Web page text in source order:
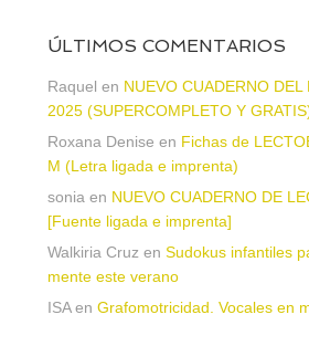
ÚLTIMOS COMENTARIOS
Raquel en NUEVO CUADERNO
2025 (SUPERCOMPLETO Y
Roxana Denise en Fichas de
M (Letra ligada e imprenta)
soniaen NUEVO CUADERNO DE
[Fuente ligada e imprenta]
Walkiria Cruzen Sudokus infantiles
mente este verano
ISAen Grafomotricidad. Vocales en